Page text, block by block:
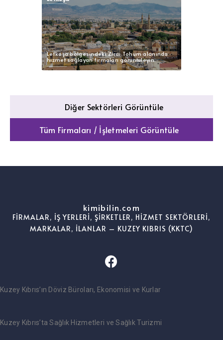
Lefkoşa bölgesindeki Zirai Tohum alanında
hizmet sağlayan firmaları görüntüleyin.
Diğer Sektörleri Görüntüle
Tüm Firmaları / İşletmeleri Görüntüle
kimibilin.com
FİRMALAR, İŞ YERLERİ, ŞİRKETLER, HİZMET SEKTÖRLERİ,
MARKALAR, İLANLAR – KUZEY KIBRIS (KKTC)
Kuzey Kıbrıs’ın Döviz Büroları, Ekonomisi ve Kurlar
Kuzey Kıbrıs’ta Sağlık Hizmetleri ve Sağlık Turizmi